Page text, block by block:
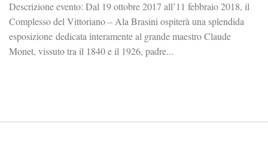
Descrizione evento: Dal 19 ottobre 2017 all’11 febbraio 2018, il
Complesso del Vittoriano – Ala Brasini ospiterà una splendida
esposizione dedicata interamente al grande maestro Claude
Monet, vissuto tra il 1840 e il 1926, padre...